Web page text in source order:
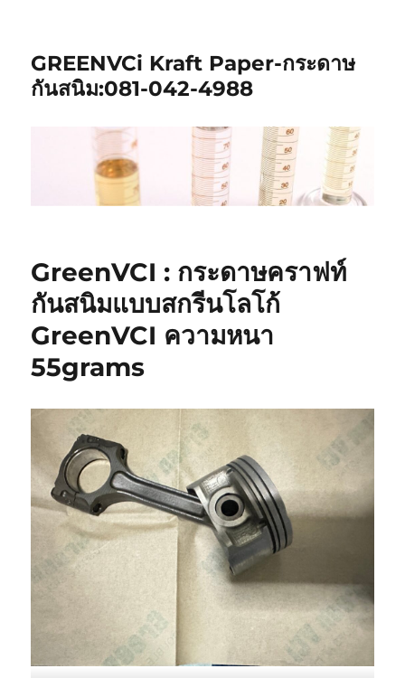
GREENVCi Kraft Paper-กระดาษ
กันสนิม:081-042-4988
GreenVCI : กระดาษคราฟท์
กันสนิมแบบสกรีนโลโก้
GreenVCI ความหนา
55grams